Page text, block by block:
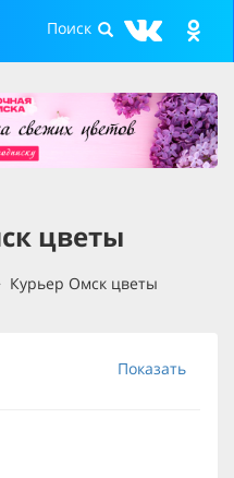
цветы
Курьер Омск цветы
Показать